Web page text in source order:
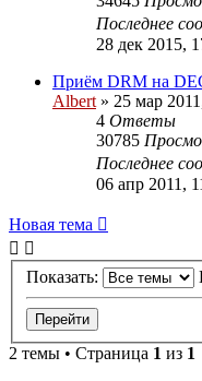
Последнее
28 дек 2015,
Приём DRM на
Albert » 25 мар
4 Ответы
30785
Последнее
06 апр 2011,
Новая тема
Показать:
2 темы • Страница 1 из 1